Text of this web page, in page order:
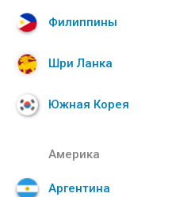
Филиппины
Шри Ланка
Южная Корея
Америка
Аргентина